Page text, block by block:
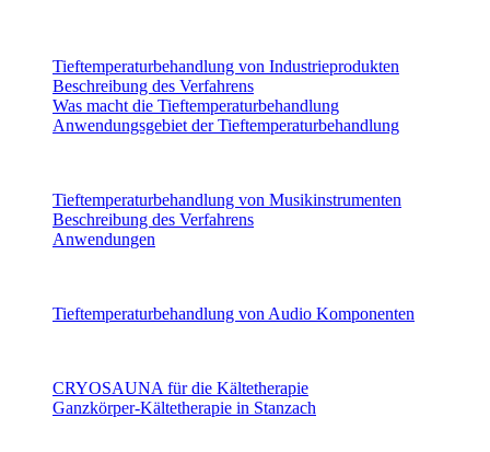
Tieftemperaturbehandlung von Industrieprodukten
Beschreibung des Verfahrens
Was macht die Tieftemperaturbehandlung
Anwendungsgebiet der Tieftemperaturbehandlung
Tieftemperaturbehandlung von Musikinstrumenten
Beschreibung des Verfahrens
Anwendungen
Tieftemperaturbehandlung von Audio Komponenten
CRYOSAUNA für die Kältetherapie
Ganzkörper-Kältetherapie in Stanzach